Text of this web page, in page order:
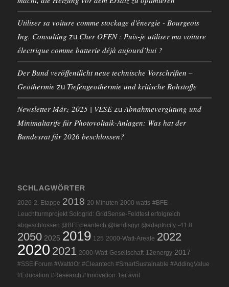
Utiliser sa voiture comme stockage d'énergie - Bourgeois
Ing. Consulting zu Cher OFEN : Puis-je utiliser ma voiture
électrique comme batterie déjà aujourd’hui ?
Der Bund veröffentlicht neue technische Vorschriften –
Geothermie zu Tiefengeothermie und kritische Rohstoffe
Newsletter März 2025 | VESEzuAbnahmevergütung und
Minimaltarife für Photovoltaik-Anlagen: Was hat der
Bundesrat für 2026 beschlossen?
SCHLAGWÖRTER
2026 2. Etappe 2018 20 Minuten 2000 watts #BFE-
Leuchtturmprojekt Sologrid: GridSense-Feldtest erfolgreich
abgeschlossen @BFEcleantech @landisgyr @adaptricity -41.8
2050 2025 2019 125 2000-Watt-Areale 2022
2020 2021 2000-Watt-Gesellschaft 12energy 2017
#SSEIForum #WattdOr #Cleantech #SmartSustainable #AddingValue
#Education #Research #Innovation 1er avril